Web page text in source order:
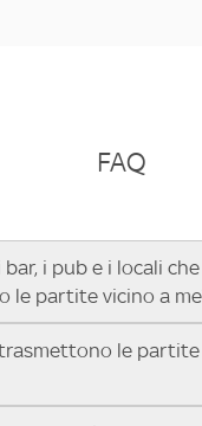
FAQ
i pub e i locali che
le partite vicino a
pub, ristorante o locale
di Serie A ENILIVE, la
League, la UEFA
le partite